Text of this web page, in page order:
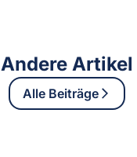
Andere Artikel
Alle Beiträge